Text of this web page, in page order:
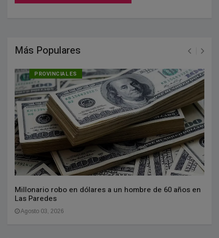
Más Populares
PROVINCIALES
Millonario robo en dólares a un hombre de 60 años en
Las Paredes
Agosto 03, 2026